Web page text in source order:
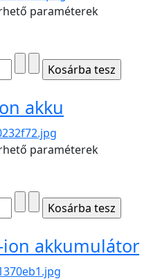
paraméterek
akku
paraméterek
ion akkumulátor